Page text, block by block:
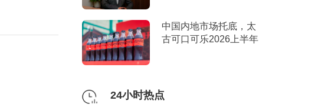
中国内地市场托底，太
古可口可乐2026上半年
24小时热点